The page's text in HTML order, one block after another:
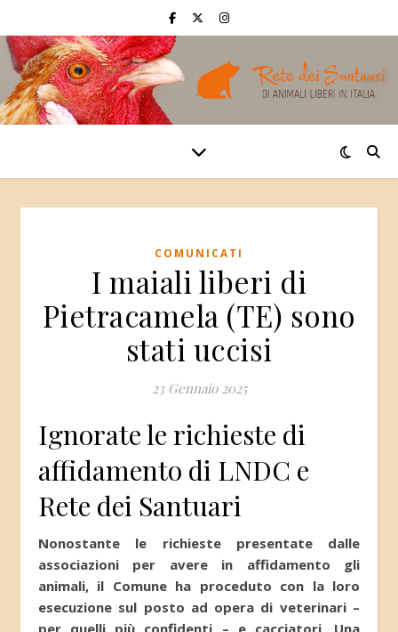
COMUNICATI
I maiali liberi di
Pietracamela (TE) sono
stati uccisi
23 Gennaio 2025
Ignorate le richieste di
affidamento di LNDC e
Rete dei Santuari
Nonostante le richieste presentate dalle
associazioni per avere in affidamento gli
animali, il Comune ha proceduto con la loro
esecuzione sul posto ad opera di veterinari –
per quelli più confidenti – e cacciatori. Una